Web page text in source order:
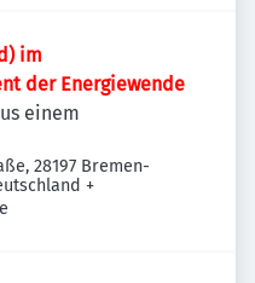
im
der Energiewende
einem
28197 Bremen-
+